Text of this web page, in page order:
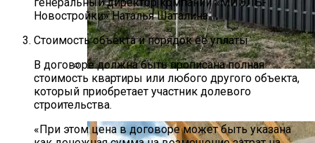
Россияне Стали Чаще Устанавливать
Заборы На Сваях
Новостройки» Наталья Шаталина.
Стоимость объекта и порядок ее уплаты
В договоре должна быть прописана полная
стоимость квартиры или любого другого объекта,
который приобретает участник долевого
строительства.
«При этом цена в договоре может быть указана